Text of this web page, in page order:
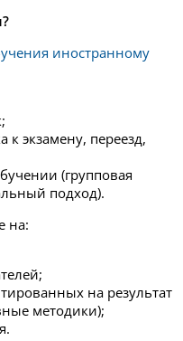
иностранному
к экзамену, переезд,
(групповая
подход).
на:
на результат
методики);